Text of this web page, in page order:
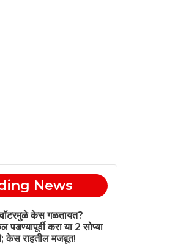
News
वॉटरमुळे केस गळतायत?
पडण्यापूर्वी करा या 2 सोप्या
केस राहतील मजबूत!